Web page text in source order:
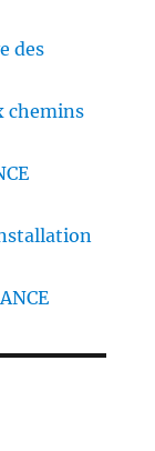
des
chemins